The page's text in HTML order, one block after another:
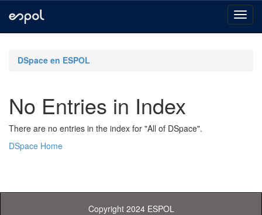
navigationDSpace en ESPOL
No Entries in Index
There are no entries in the index for "All of DSpace".
DSpace Home
Copyright 2024 ESPOL